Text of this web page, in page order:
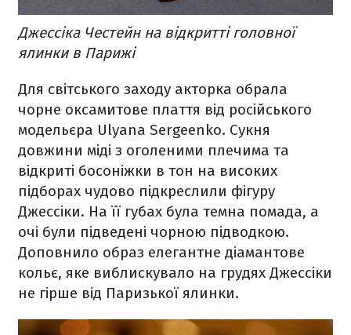
Джессіка Честейн на відкритті головної
ялинки в Парижі
Для світського заходу акторка обрала
чорне оксамитове плаття від російського
модельєра Ulyana Sergeenko. Сукня
довжини міді з оголеними плечима та
відкриті босоніжки в тон на високих
підборах чудово підкреслили фігуру
Джессіки. На її губах була темна помада, а
очі були підведені чорною підводкою.
Доповнило образ елегантне діамантове
кольє, яке виблискувало на грудях Джессіки
не гірше від Паризької ялинки.